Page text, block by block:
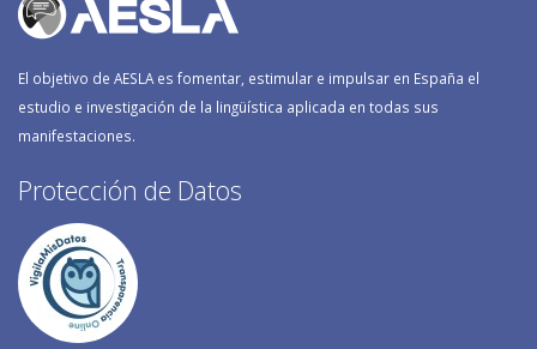
El objetivo de AESLA es fomentar, estimular e impulsar en España el
estudio e investigación de la lingüística aplicada en todas sus
manifestaciones.
Protección de Datos